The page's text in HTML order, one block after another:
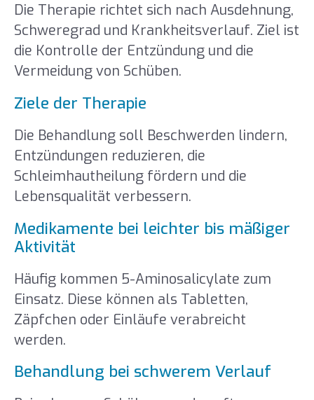
Die Therapie richtet sich nach Ausdehnung,
Schweregrad und Krankheitsverlauf. Ziel ist
die Kontrolle der Entzündung und die
Vermeidung von Schüben.
Ziele der Therapie
Die Behandlung soll Beschwerden lindern,
Entzündungen reduzieren, die
Schleimhautheilung fördern und die
Lebensqualität verbessern.
Medikamente bei leichter bis mäßiger
Aktivität
Häufig kommen 5-Aminosalicylate zum
Einsatz. Diese können als Tabletten,
Zäpfchen oder Einläufe verabreicht
werden.
Behandlung bei schwerem Verlauf